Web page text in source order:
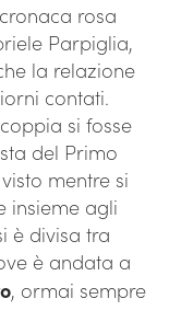
rosa
Parpiglia,
la relazione
contati.
si fosse
del Primo
mentre si
insieme agli
è divisa tra
è andata a
, ormai sempre